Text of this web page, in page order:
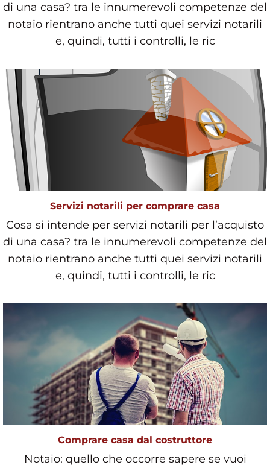
di una casa? tra le innumerevoli competenze del
notaio rientrano anche tutti quei servizi notarili
e, quindi, tutti i controlli, le ric
Servizi notarili per comprare casa
Cosa si intende per servizi notarili per l’acquisto
di una casa? tra le innumerevoli competenze del
notaio rientrano anche tutti quei servizi notarili
e, quindi, tutti i controlli, le ric
Comprare casa dal costruttore
Notaio: quello che occorre sapere se vuoi